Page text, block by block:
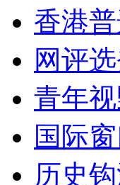
香港
网评
青年
国际
历史